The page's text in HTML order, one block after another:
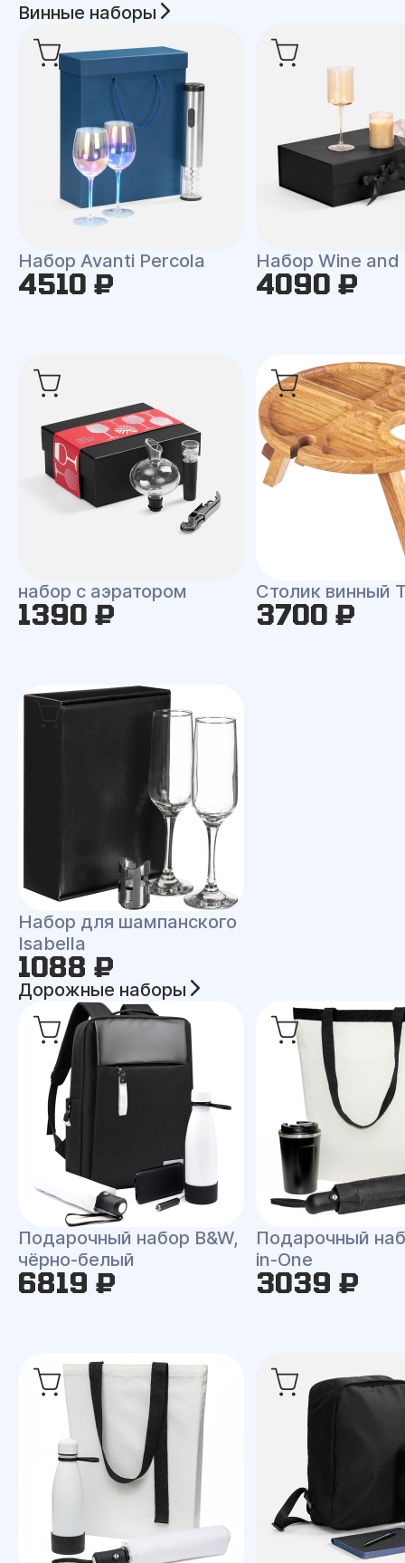
Винные наборы
Набор Avanti Percola
4510 ₽
Набор Wine and
4090 ₽
набор с аэратором
1390 ₽
Столик винный
3700 ₽
Набор для шампанского
Isabella
1088 ₽
Дорожные наборы
Подарочный набор B&W,
чёрно-белый
6819 ₽
Подарочный
in-One
3039 ₽